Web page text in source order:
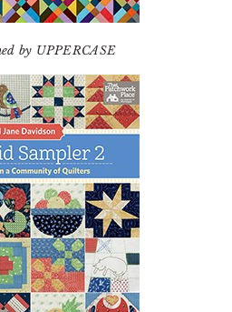
by UPPERCASE